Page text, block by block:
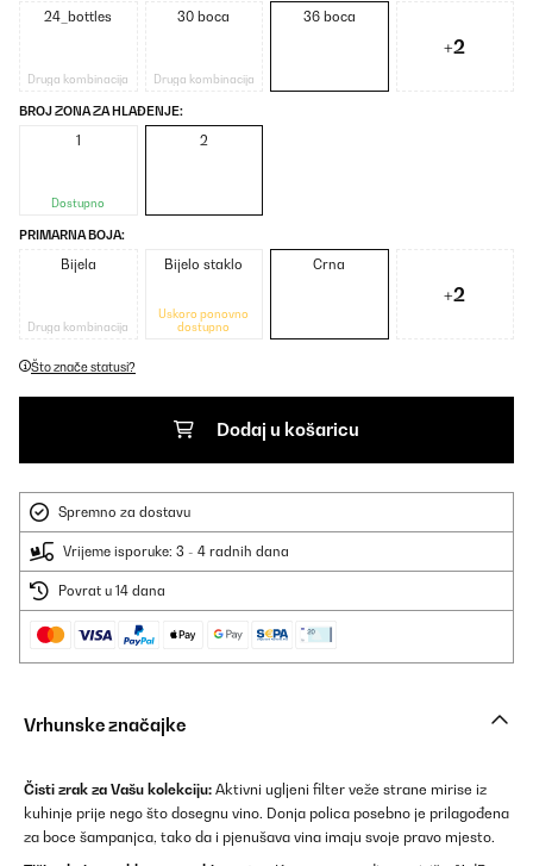
24_bottles
Druga kombinacija
30 boca
Druga kombinacija
36 boca
+2
BROJ ZONA ZA HLAĐENJE:
1
Dostupno
2
PRIMARNA BOJA:
Bijela
Druga kombinacija
Bijelo staklo
Uskoro ponovno
dostupno
Crna
+2
Što znače statusi?
Dodaj u košaricu
Spremno za dostavu
Vrijeme isporuke: 3 - 4 radnih dana
Povrat u 14 dana
Vrhunske značajke
Čisti zrak za Vašu kolekciju: Aktivni ugljeni filter veže strane mirise iz
kuhinje prije nego što dosegnu vino. Donja polica posebno je prilagođena
za boce šampanjca, tako da i pjenušava vina imaju svoje pravo mjesto.